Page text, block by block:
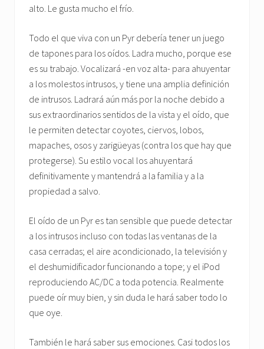
alto. Le gusta mucho el frío.
Todo el que viva con un Pyr debería tener un juego
de tapones para los oídos. Ladra mucho, porque ese
es su trabajo. Vocalizará -en voz alta- para ahuyentar
a los molestos intrusos, y tiene una amplia definición
de intrusos. Ladrará aún más por la noche debido a
sus extraordinarios sentidos de la vista y el oído, que
le permiten detectar coyotes, ciervos, lobos,
mapaches, osos y zarigüeyas (contra los que hay que
protegerse). Su estilo vocal los ahuyentará
definitivamente y mantendrá a la familia y a la
propiedad a salvo.
El oído de un Pyr es tan sensible que puede detectar
a los intrusos incluso con todas las ventanas de la
casa cerradas; el aire acondicionado, la televisión y
el deshumidificador funcionando a tope; y el iPod
reproduciendo AC/DC a toda potencia. Realmente
puede oír muy bien, y sin duda le hará saber todo lo
que oye.
También le hará saber sus emociones. Casi todos los